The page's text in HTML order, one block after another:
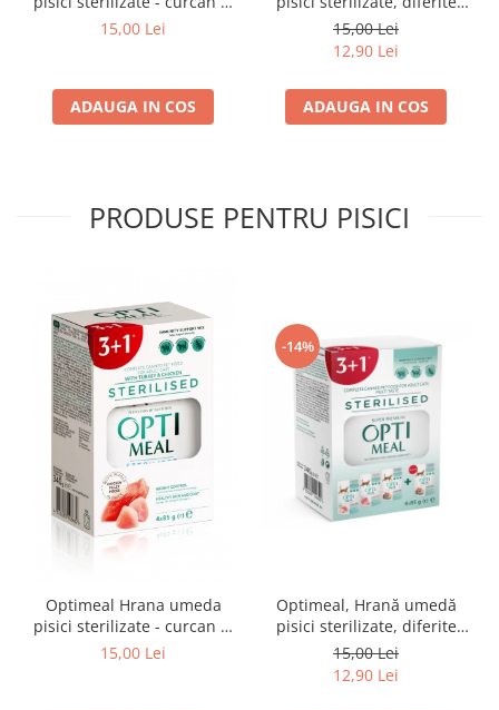
pui in sos, set 3+1,
15,00 Lei
ADAUGA IN COS
arome, (3+1), 0.34kg
15,00 Lei
12,90 Lei
ADAUGA IN COS
PRODUSE PENTRU PISICI
Optimeal Hrana umeda
pisici sterilizate - curcan si
pui in sos, set 3+1,
15,00 Lei
-14%
Optimeal, Hrană umedă
pisici sterilizate, diferite
arome, (3+1), 0.34kg
15,00 Lei
12,90 Lei